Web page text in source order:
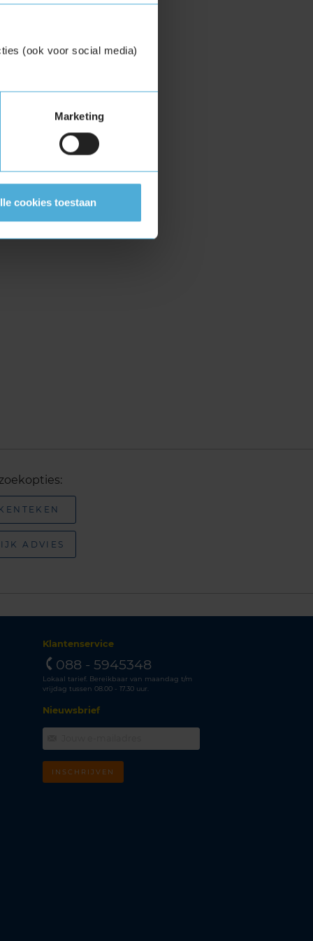
(ook voor social media)
Marketing
cookies toestaan
ADVIES
Klantenservice
088 - 5945348
Lokaal tarief. Bereikbaar van maandag t/m
vrijdag tussen 08.00 - 17.30 uur.
Nieuwsbrief
INSCHRIJVEN